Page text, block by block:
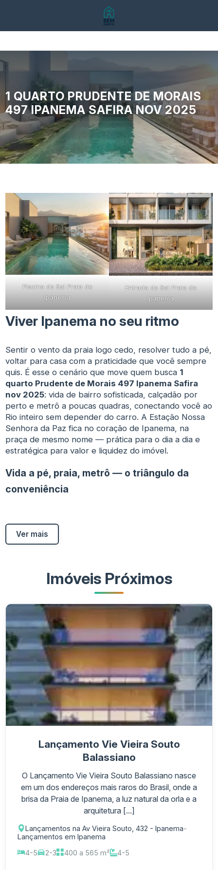
1 QUARTO PRUDENTE DE MORAIS
497 IPANEMA SAFIRA NOV 2025
Piscina do Sal Praia de
Ipanema
Entrada do Sal Praia de
Ipanema
Viver Ipanema no seu ritmo
Sentir o vento da praia logo cedo, resolver tudo a pé,
voltar para casa com a praticidade que você sempre
quis. É esse o cenário que move quem busca 1
quarto Prudente de Morais 497 Ipanema Safira
nov 2025: vida de bairro sofisticada, calçadão por
perto e metrô a poucas quadras, conectando você ao
Rio inteiro sem depender do carro. A Estação Nossa
Senhora da Paz fica no coração de Ipanema, na
praça de mesmo nome — prática para o dia a dia e
estratégica para valor e liquidez do imóvel.
Vida a pé, praia, metrô — o triângulo da
conveniência
Ver mais
Imóveis Próximos
Lançamento Vie Vieira Souto
Balassiano
O Lançamento Vie Vieira Souto Balassiano nasce
em um dos endereços mais raros do Brasil, onde a
brisa da Praia de Ipanema, a luz natural da orla e a
arquitetura [...]
Lançamentos na Av Vieira Souto, 432 - Ipanema-
Lançamentos em Ipanema
4-5
2-3 400 a 565 m² 4-5